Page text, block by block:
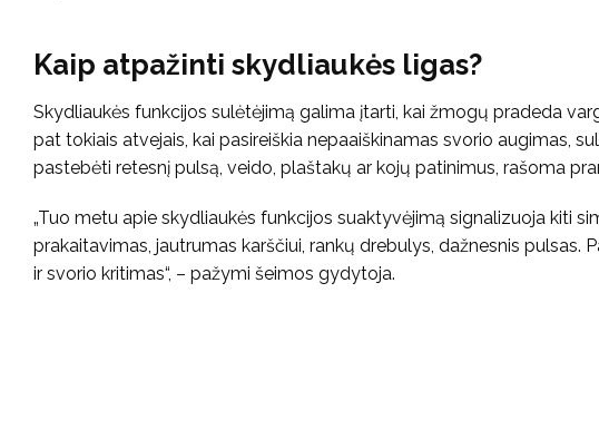
Kaip atpažinti skydliaukės ligas?
Skydliaukės funkcijos sulėtėjimą galima įtarti, kai žmogų pradeda
pat tokiais atvejais, kai pasireiškia nepaaiškinamas svorio augimas,
pastebėti retesnį pulsą, veido, plaštakų ar kojų patinimus, rašoma
„Tuo metu apie skydliaukės funkcijos suaktyvėjimą signalizuoja kiti
prakaitavimas, jautrumas karščiui, rankų drebulys, dažnesnis pulsas.
ir svorio kritimas“, – pažymi šeimos gydytoja.